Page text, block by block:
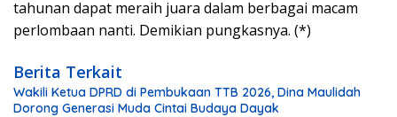
tahunan dapat meraih juara dalam berbagai macam
perlombaan nanti. Demikian pungkasnya. (*)
Berita Terkait
Wakili Ketua DPRD di Pembukaan TTB 2026, Dina Maulidah
Dorong Generasi Muda Cintai Budaya Dayak